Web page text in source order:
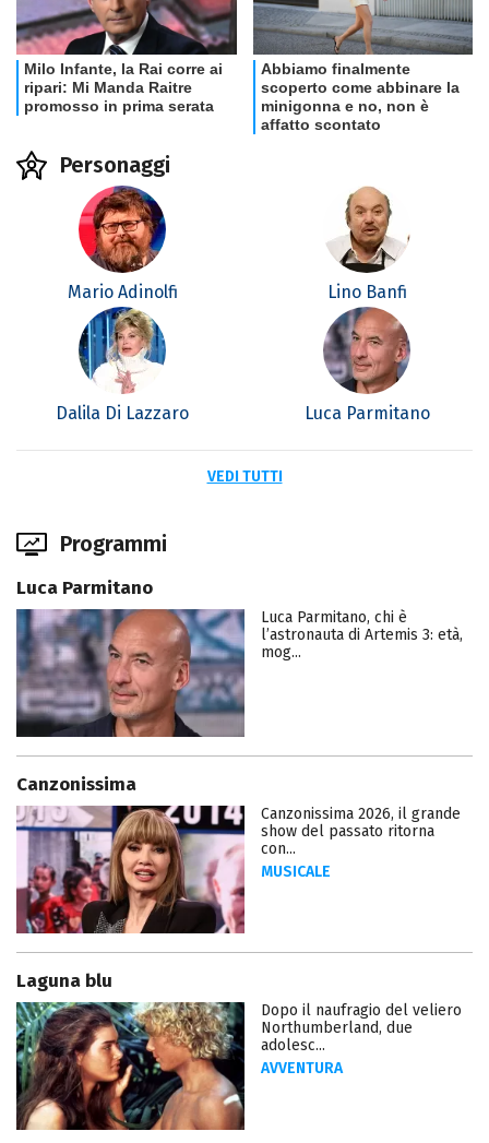
Personaggi
Mario Adinolfi Lino Banfi
Dalila Di Lazzaro Luca Parmitano
VEDI TUTTI
Programmi
Luca Parmitano
Luca Parmitano, chi è
l’astronauta di Artemis 3: età,
mog...
Canzonissima
Canzonissima 2026, il grande
show del passato ritorna
con...
MUSICALE
Laguna blu
Dopo il naufragio del veliero
Northumberland, due
adolesc...
AVVENTURA